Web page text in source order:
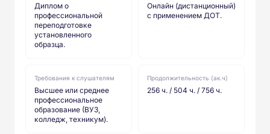
Диплом о
профессиональной
переподготовке
установленного
образца.
Онлайн (дистанционный)
с применением ДОТ.
Требования к слушателям
Высшее или среднее
профессиональное
образование (ВУЗ,
колледж, техникум).
Продолжительность (ак.ч)
256 ч. / 504 ч. / 756 ч.